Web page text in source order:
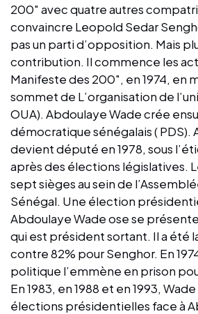
200" avec quatre autres
convaincre Leopold Sedar
pas un parti d’opposition. Mais
contribution. Il commence les
Manifeste des 200", en 1974, en
sommet de L’organisation de
OUA). Abdoulaye Wade crée
démocratique sénégalais ( PDS).
devient député en 1978, sous
après des élections législatives.
sept sièges au sein de
Sénégal. Une élection
Abdoulaye Wade ose se
qui est président sortant. Il a été
contre 82% pour Senghor. En
politique l’emmène en prison
En 1983, en 1988 et en 1993,
élections présidentielles face à